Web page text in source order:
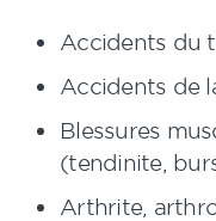
Accidents du
Accidents de
Blessures
(tendinite,
Arthrite,